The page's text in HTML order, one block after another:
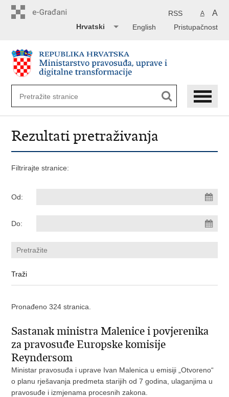
A A
RSS
Pristupačnost
English
Hrvatski
Rezultati pretraživanja
Filtrirajte stranice:
Od:
Do:
Pronađeno 324 stranica.
Sastanak ministra Malenice i povjerenika
za pravosuđe Europske komisije
Reyndersom
Ministar pravosuđa i uprave Ivan Malenica u emisiji „Otvoreno“
o planu rješavanja predmeta starijih od 7 godina, ulaganjima u
pravosuđe i izmjenama procesnih zakona.